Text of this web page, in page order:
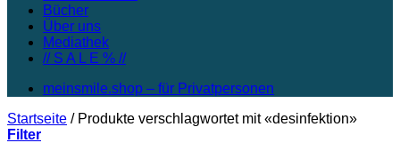
Bücher
Über uns
Mediathek
// S A L E % //
meinsmile.shop – für Privatpersonen
Startseite /Produkte verschlagwortet mit «desinfektion»
Filter